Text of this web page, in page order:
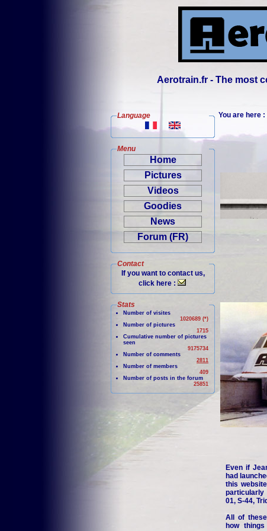
Aerotrain.fr - The most
Language
Menu
Home
Pictures
Videos
Goodies
News
Forum (FR)
Contact
If you want to contact us,
click here :
Stats
Number of visites
1020689 (*)
Number of pictures
1715
Cumulative number of pictures
seen
9175734
Number of comments
2811
Number of members
409
Number of posts in the forum
25851
You are here :
Even if
had
this
particularly
01, S-44,
All of
how